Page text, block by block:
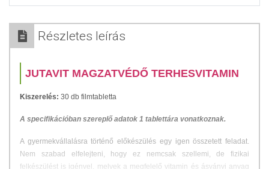
Részletes leírás
JUTAVIT MAGZATVÉDŐ TERHESVITAMIN
Kiszerelés: 30 db filmtabletta
A specifikációban szereplő adatok 1 tablettára vonatkoznak.
A gyermekvállalásra történő előkészülés egy igen összetett feladat.
Nem szabad elfelejteni, hogy ez nemcsak szellemi, de fizikai
felkészülést is igényel, melyek a megfelelő vitamin és ásványi anyag